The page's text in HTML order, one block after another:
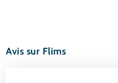
Avis sur Flims